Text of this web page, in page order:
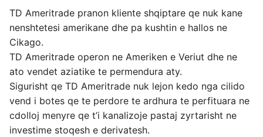
TD Ameritrade pranon kliente shqiptare qe nuk kane
nenshtetesi amerikane dhe pa kushtin e hallos ne
Cikago.
TD Ameritrade operon ne Ameriken e Veriut dhe ne
ato vendet aziatike te permendura aty.
Sigurisht qe TD Ameritrade nuk lejon kedo nga cilido
vend i botes qe te perdore te ardhura te perfituara ne
cdolloj menyre qe t’i kanalizoje pastaj zyrtarisht ne
investime stoqesh e derivatesh.